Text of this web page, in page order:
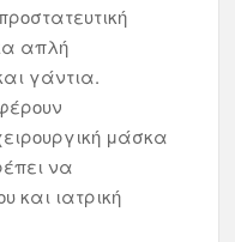
απλή
γάντια.
μάσκα
να
και ιατρική